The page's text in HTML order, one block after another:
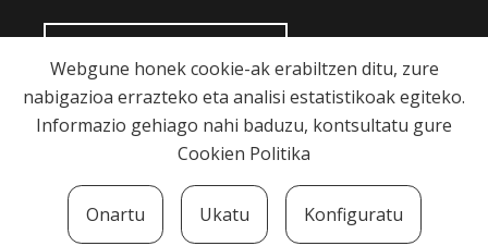
Cookie politika | Pribatutasun politika |
Lege
oharra
Webgune honek cookie-ak erabiltzen ditu, zure
nabigazioa errazteko eta analisi estatistikoak egiteko.
Informazio gehiago nahi baduzu, kontsultatu gure
Cookien Politika
Onartu Ukatu Konfiguratu